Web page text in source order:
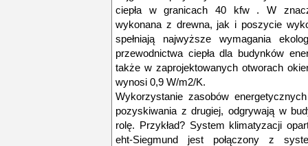
ciepła w granicach 40 kfw . W
wykonana z drewna, jak i poszycie
spełniają najwyższe wymagania
przewodnictwa ciepła dla budynków
także w zaprojektowanych otworach
wynosi 0,9 W/m2/K.
Wykorzystanie zasobów
pozyskiwania z drugiej, odgrywają w
rolę. Przykład? System klimatyzacji
eht-Siegmund jest połączony z